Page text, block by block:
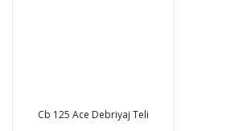
Cb 125 Ace Debriyaj Teli